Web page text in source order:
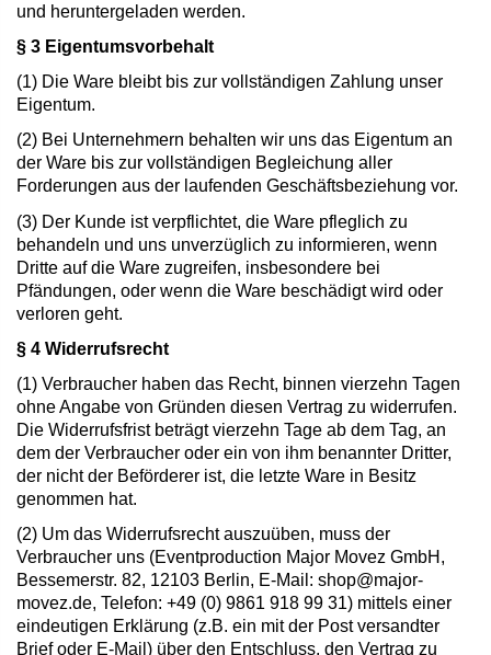
und heruntergeladen werden.
§ 3 Eigentumsvorbehalt
(1) Die Ware bleibt bis zur vollständigen Zahlung unser
Eigentum.
(2) Bei Unternehmern behalten wir uns das Eigentum an
der Ware bis zur vollständigen Begleichung aller
Forderungen aus der laufenden Geschäftsbeziehung vor.
(3) Der Kunde ist verpflichtet, die Ware pfleglich zu
behandeln und uns unverzüglich zu informieren, wenn
Dritte auf die Ware zugreifen, insbesondere bei
Pfändungen, oder wenn die Ware beschädigt wird oder
verloren geht.
§ 4 Widerrufsrecht
(1) Verbraucher haben das Recht, binnen vierzehn Tagen
ohne Angabe von Gründen diesen Vertrag zu widerrufen.
Die Widerrufsfrist beträgt vierzehn Tage ab dem Tag, an
dem der Verbraucher oder ein von ihm benannter Dritter,
der nicht der Beförderer ist, die letzte Ware in Besitz
genommen hat.
(2) Um das Widerrufsrecht auszuüben, muss der
Verbraucher uns (Eventproduction Major Movez GmbH,
Bessemerstr. 82, 12103 Berlin, E-Mail: shop@major-
movez.de, Telefon: +49 (0) 9861 918 99 31) mittels einer
eindeutigen Erklärung (z.B. ein mit der Post versandter
Brief oder E-Mail) über den Entschluss, den Vertrag zu